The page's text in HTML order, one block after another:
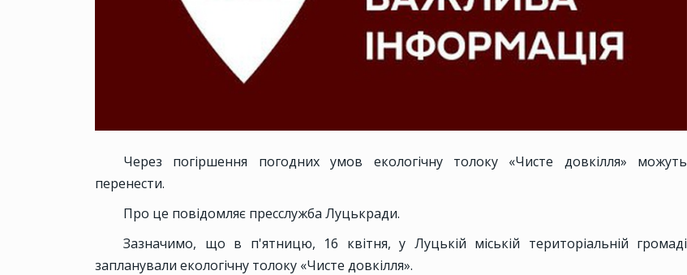
Через погіршення погодних умов екологічну толоку «Чисте довкілля» можуть
перенести.
Про це повідомляє пресслужба Луцькради.
Зазначимо, що в п'ятницю, 16 квітня, у Луцькій міській територіальній громаді
запланували екологічну толоку «Чисте довкілля».